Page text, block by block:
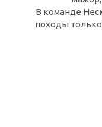
В команде
походы